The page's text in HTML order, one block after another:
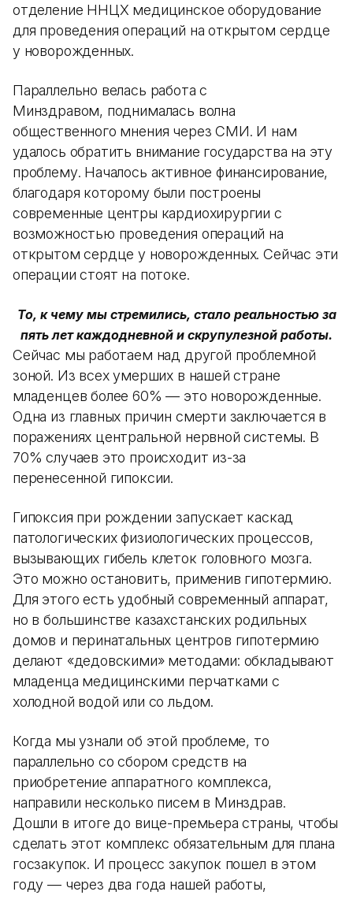
отделение ННЦХ медицинское оборудование
для проведения операций на открытом сердце
у новорожденных.
Параллельно велась работа с
Минздравом, поднималась волна
общественного мнения через СМИ. И нам
удалось обратить внимание государства на эту
проблему. Началось активное финансирование,
благодаря которому были построены
современные центры кардиохирургии с
возможностью проведения операций на
открытом сердце у новорожденных. Сейчас эти
операции стоят на потоке.
То, к чему мы стремились, стало реальностью за
пять лет каждодневной и скрупулезной работы.
Сейчас мы работаем над другой проблемной
зоной. Из всех умерших в нашей стране
младенцев более 60% — это новорожденные.
Одна из главных причин смерти заключается в
поражениях центральной нервной системы. В
70% случаев это происходит из-за
перенесенной гипоксии.
Гипоксия при рождении запускает каскад
патологических физиологических процессов,
вызывающих гибель клеток головного мозга.
Это можно остановить, применив гипотермию.
Для этого есть удобный современный аппарат,
но в большинстве казахстанских родильных
домов и перинатальных центров гипотермию
делают «дедовскими» методами: обкладывают
младенца медицинскими перчатками с
холодной водой или со льдом.
Когда мы узнали об этой проблеме, то
параллельно со сбором средств на
приобретение аппаратного комплекса,
направили несколько писем в Минздрав.
Дошли в итоге до вице-премьера страны, чтобы
сделать этот комплекс обязательным для плана
госзакупок. И процесс закупок пошел в этом
году — через два года нашей работы,